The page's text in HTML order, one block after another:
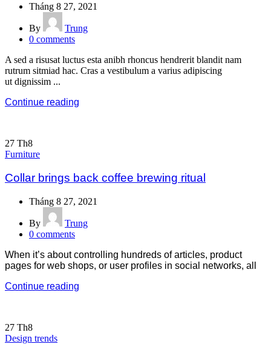
Tháng 8 27, 2021
By
Trung
0 comments
A sed a risusat luctus esta anibh rhoncus hendrerit blandit nam
rutrum sitmiad hac. Cras a vestibulum a varius adipiscing
ut dignissim ...
Continue reading
27 Th8
Furniture
Collar brings back coffee brewing ritual
Tháng 8 27, 2021
By
Trung
0 comments
When it’s about controlling hundreds of articles, product
pages for web shops, or user profiles in social networks, all
Continue reading
27 Th8
Design trends